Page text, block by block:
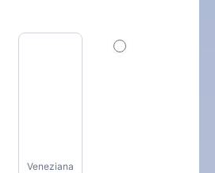
Veneziana